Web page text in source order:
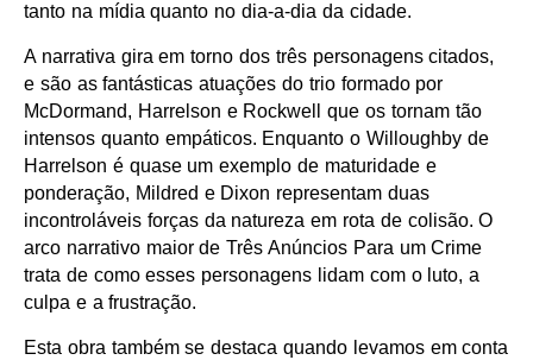
tanto na mídia quanto no dia-a-dia da cidade.
A narrativa gira em torno dos três personagens citados,
e são as fantásticas atuações do trio formado por
McDormand, Harrelson e Rockwell que os tornam tão
intensos quanto empáticos. Enquanto o Willoughby de
Harrelson é quase um exemplo de maturidade e
ponderação, Mildred e Dixon representam duas
incontroláveis forças da natureza em rota de colisão. O
arco narrativo maior de Três Anúncios Para um Crime
trata de como esses personagens lidam com o luto, a
culpa e a frustração.
Esta obra também se destaca quando levamos em conta